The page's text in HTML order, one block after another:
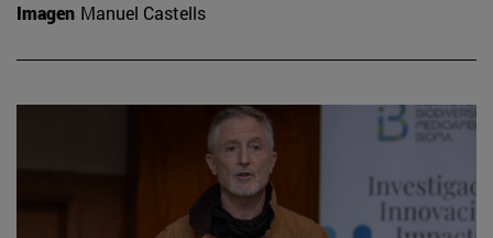
Imagen Manuel Castells